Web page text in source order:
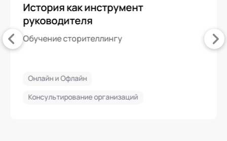
История как инструмент
руководителя
Обучение сторителлингу
Онлайн и Офлайн
Консультирование организаций